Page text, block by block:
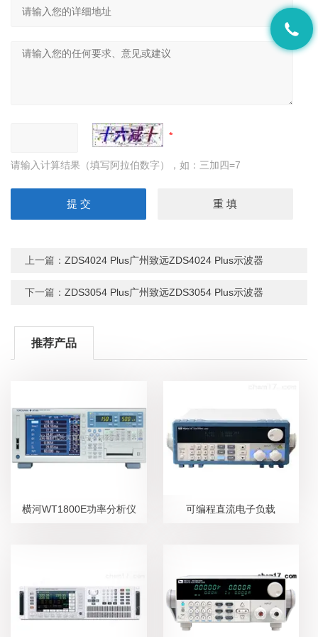
请输入计算结果（填写阿拉伯数字），如：三加四=7
上一篇：ZDS4024 Plus广州致远ZDS4024 Plus示波器
下一篇：ZDS3054 Plus广州致远ZDS3054 Plus示波器
推荐产品
横河WT1800E功率分析仪 可编程直流电子负载